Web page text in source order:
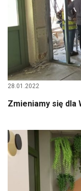
28.01.2022
Zmieniamy się dla